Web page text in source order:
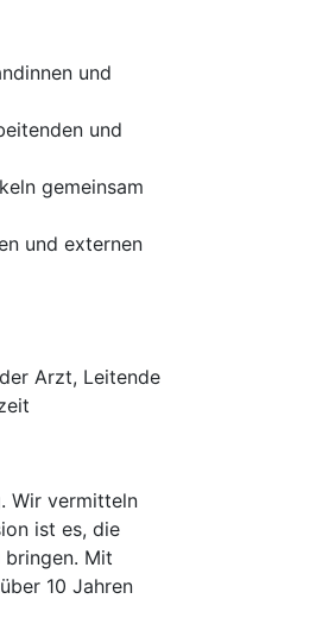
und
und
gemeinsam
und externen
Arzt, Leitende
Wir vermitteln
ist es, die
bringen. Mit
10 Jahren